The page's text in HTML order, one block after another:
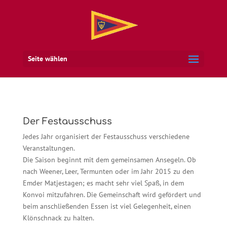
Seite wählen
Der Festausschuss
Jedes Jahr organisiert der Festausschuss verschiedene
Veranstaltungen.
Die Saison beginnt mit dem gemeinsamen Ansegeln. Ob
nach Weener, Leer, Termunten oder im Jahr 2015 zu den
Emder Matjestagen; es macht sehr viel Spaß, in dem
Konvoi mitzufahren. Die Gemeinschaft wird gefördert und
beim anschließenden Essen ist viel Gelegenheit, einen
Klönschnack zu halten.